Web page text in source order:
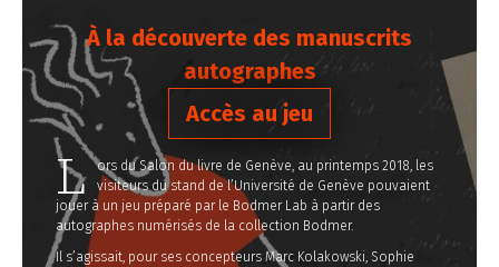
À la découverte des manuscrits
autographes
Accès au jeu
L
ors du Salon du livre de Genève, au printemps 2018, les
visiteurs du stand de l’Université de Genève pouvaient
jouer à un jeu préparé par le Bodmer Lab à partir des
autographes numérisés de la collection Bodmer.
Il s’agissait, pour ses concepteurs Marc Kolakowski, Sophie